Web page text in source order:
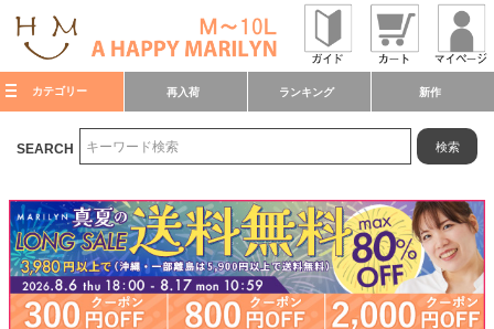
カテゴリー 再入荷 ランキング 新作
SEARCH 検索